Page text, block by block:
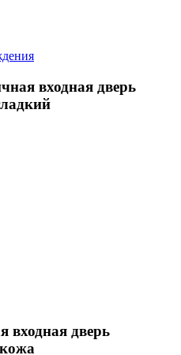
входная дверь
входная дверь